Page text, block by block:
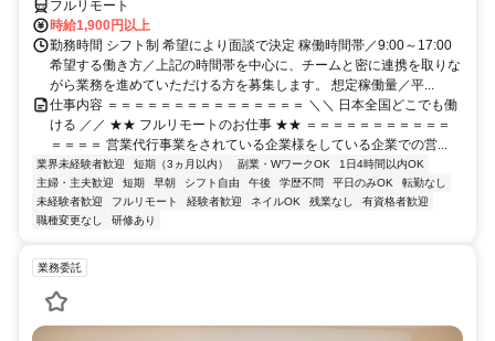
フルリモート
時給1,900円以上
勤務時間 シフト制 希望により面談で決定 稼働時間帯／9:00～17:00
希望する働き方／上記の時間帯を中心に、チームと密に連携を取りな
がら業務を進めていただける方を募集します。 想定稼働量／平...
仕事内容 ＝＝＝＝＝＝＝＝＝＝＝＝＝＝＝ ＼＼ 日本全国どこでも働
ける ／／ ★★ フルリモートのお仕事 ★★ ＝＝＝＝＝＝＝＝＝＝＝
＝＝＝＝ 営業代行事業をされている企業様をしている企業での営...
業界未経験者歓迎 短期（3ヵ月以内） 副業・WワークOK
1日4時間以内OK
主婦・主夫歓迎
短期 早朝 シフト自由 午後 学歴不問 平日のみOK
転勤なし
未経験者歓迎
フルリモート 経験者歓迎 ネイルOK 残業なし
有資格者歓迎
職種変更なし
研修あり
業務委託